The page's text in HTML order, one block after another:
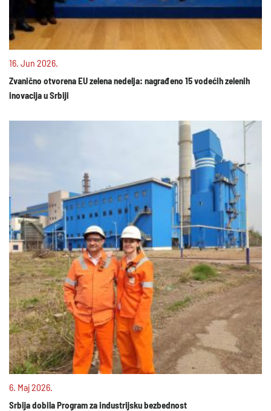
16. Jun 2026.
Zvanično otvorena EU zelena nedelja: nagrađeno 15 vodećih zelenih
inovacija u Srbiji
6. Maj 2026.
Srbija dobila Program za industrijsku bezbednost